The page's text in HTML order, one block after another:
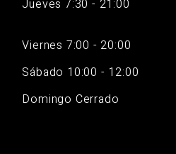
Jueves 7:30 - 21:00
Viernes 7:00 - 20:00
Sábado 10:00 - 12:00
Domingo Cerrado